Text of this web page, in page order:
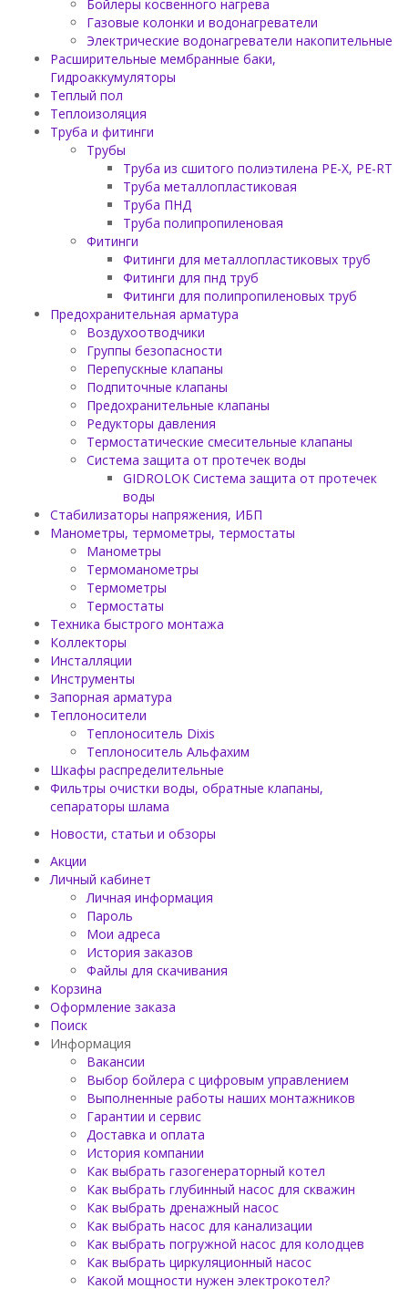
Бойлеры косвенного нагрева
Газовые колонки и водонагреватели
Электрические водонагреватели накопительные
Расширительные мембранные баки,
Гидроаккумуляторы
Теплый пол
Теплоизоляция
Труба и фитинги
Трубы
Труба из сшитого полиэтилена PE-X, PE-RT
Труба металлопластиковая
Труба ПНД
Труба полипропиленовая
Фитинги
Фитинги для металлопластиковых труб
Фитинги для пнд труб
Фитинги для полипропиленовых труб
Предохранительная арматура
Воздухоотводчики
Группы безопасности
Перепускные клапаны
Подпиточные клапаны
Предохранительные клапаны
Редукторы давления
Термостатические смесительные клапаны
Система защита от протечек воды
GIDROLOK Система защита от протечек
воды
Стабилизаторы напряжения, ИБП
Манометры, термометры, термостаты
Манометры
Термоманометры
Термометры
Термостаты
Техника быстрого монтажа
Коллекторы
Инсталляции
Инструменты
Запорная арматура
Теплоносители
Теплоноситель Dixis
Теплоноситель Альфахим
Шкафы распределительные
Фильтры очистки воды, обратные клапаны,
сепараторы шлама
Новости, статьи и обзоры
Акции
Личный кабинет
Личная информация
Пароль
Мои адреса
История заказов
Файлы для скачивания
Корзина
Оформление заказа
Поиск
Информация
Вакансии
Выбор бойлера с цифровым управлением
Выполненные работы наших монтажников
Гарантии и сервис
Доставка и оплата
История компании
Как выбрать газогенераторный котел
Как выбрать глубинный насос для скважин
Как выбрать дренажный насос
Как выбрать насос для канализации
Как выбрать погружной насос для колодцев
Как выбрать циркуляционный насос
Какой мощности нужен электрокотел?